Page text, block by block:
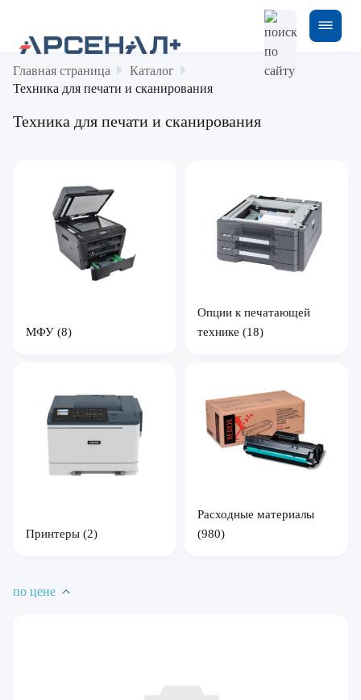
Главная страница
Каталог
Техника для печати и сканирования
Техника для печати и сканирования
МФУ (8)
Опции к печатающей
технике (18)
Принтеры (2)
Расходные материалы
(980)
по цене